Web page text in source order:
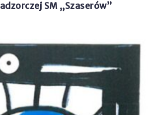
SM „Szaserów”